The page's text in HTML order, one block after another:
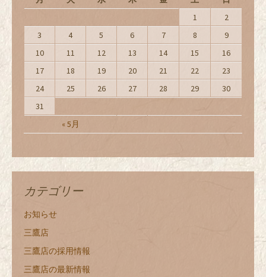
« 5月
1
2
3
4 5 6 7 8
9
10
11 12 13 14 15
16
17
18 19 20 21 22
23
24
25 26 27 28 29
30
31
カテゴリー
お知らせ
三鷹店
三鷹店の採用情報
三鷹店の最新情報